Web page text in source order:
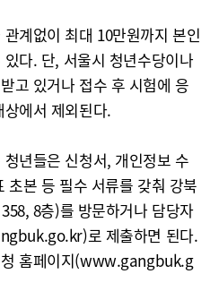
계없이 최대 10만원까지 본인
다. 단, 서울시 청년수당이나
고 있거나 접수 후 시험에 응
에서 제외된다.
년들은 신청서, 개인정보 수
초본 등 필수 서류를 갖춰 강북
8층)를 방문하거나 담당자
로 제출하면 된다.
홈페이지(www.gangbuk.g